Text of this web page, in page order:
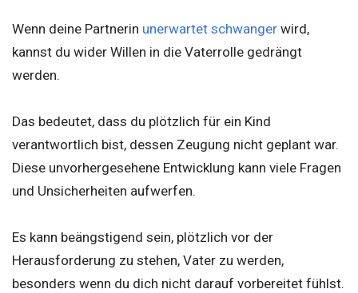
Wenn deine Partnerin unerwartet schwanger wird,
kannst du wider Willen in die Vaterrolle gedrängt
werden.
Das bedeutet, dass du plötzlich für ein Kind
verantwortlich bist, dessen Zeugung nicht geplant war.
Diese unvorhergesehene Entwicklung kann viele Fragen
und Unsicherheiten aufwerfen.
Es kann beängstigend sein, plötzlich vor der
Herausforderung zu stehen, Vater zu werden,
besonders wenn du dich nicht darauf vorbereitet fühlst.